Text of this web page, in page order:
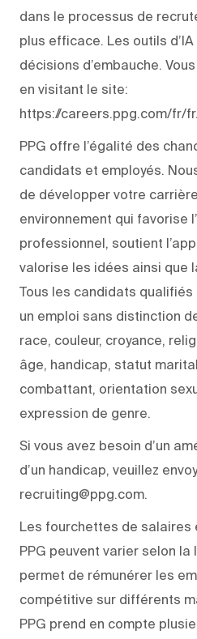
dans le processus de
plus efficace. Les outils
décisions d’embauche.
en visitant le site:
https://careers.ppg.com/fr/
PPG offre l’égalité des
candidats et employés.
de développer votre
environnement qui favorise
professionnel, soutient
valorise les idées ainsi que
Tous les candidats
un emploi sans distinction
race, couleur, croyance,
âge, handicap, statut
combattant, orientation
expression de genre.
Si vous avez besoin d’un
d’un handicap, veuillez
recruiting@ppg.com.
Les fourchettes de salaires
PPG peuvent varier selon
permet de rémunérer les
compétitive sur différents
PPG prend en compte